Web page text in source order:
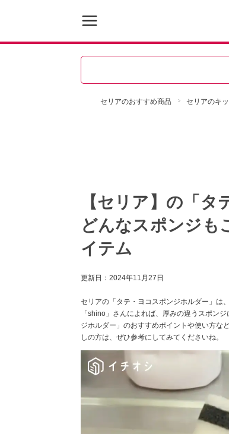
セリアのおすすめ商品 セリアのキ
【セリア】の「
どんなスポンジも
イテム
更新日： 2024年11月27日
セリアの「タテ・ヨコスポンジホルダー」は
「shino」さんによれば、厚みの違うスポン
ジホルダー」のおすすめポイントや使い方な
しの方は、ぜひ参考にしてみてくださいね。